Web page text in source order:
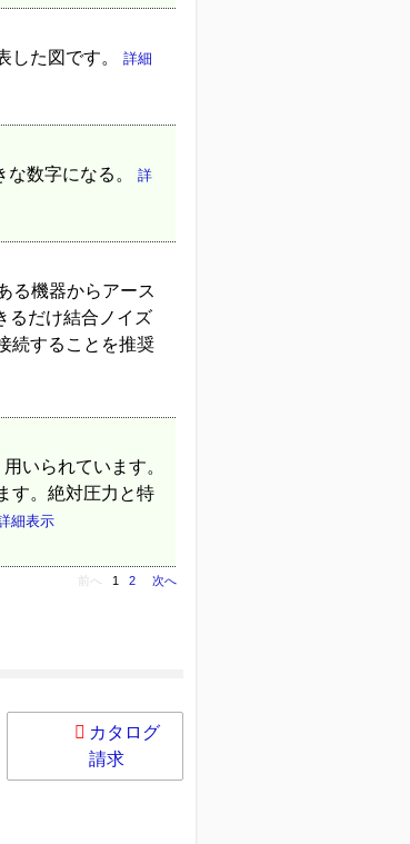
した図です。 詳細
数字になる。
詳
る機器からアース
るだけ結合ノイズ
続することを推奨
いられています。
す。絶対圧力と特
細表示
前へ 1 2 次へ
カタログ
請求